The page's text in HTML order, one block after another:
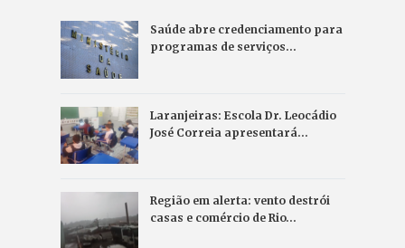
Saúde abre credenciamento para
programas de serviços…
Laranjeiras: Escola Dr. Leocádio
José Correia apresentará…
Região em alerta: vento destrói
casas e comércio de Rio…